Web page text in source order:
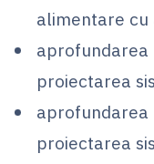
alimentare
proiectarea
proiectarea